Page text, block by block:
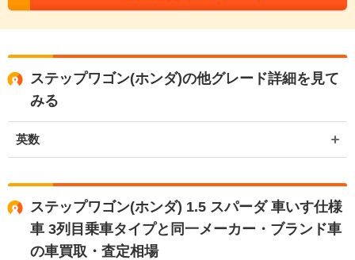
ステップワゴン(ホンダ)の他グレード詳細を見て
みる
英数
ステップワゴン(ホンダ) 1.5 スパーダ 車いす仕様
車 3列目乗車タイプと同一メーカー・ブランド車
の車買取・査定相場